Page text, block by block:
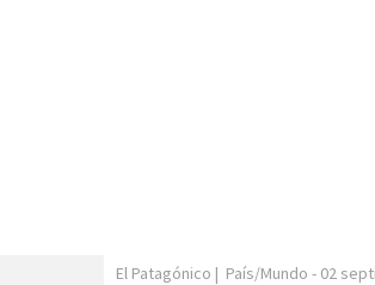
El Patagónico | País/Mundo - 02